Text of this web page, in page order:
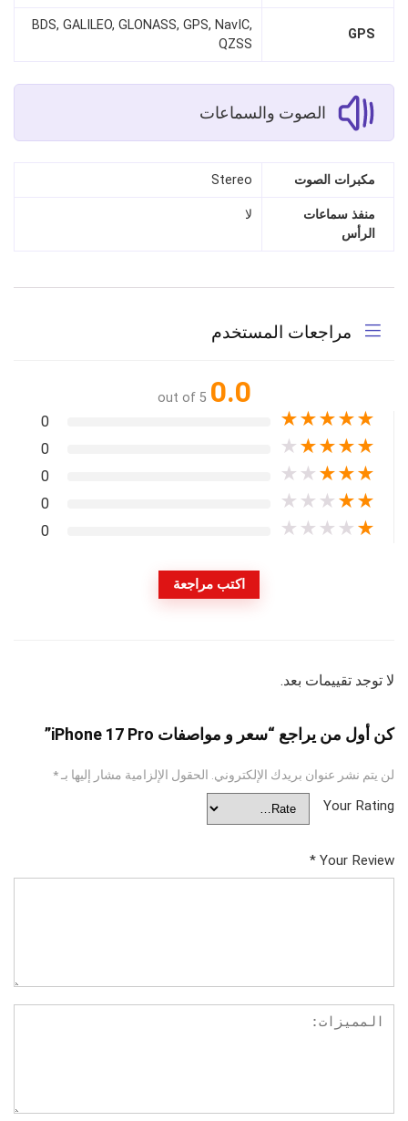
GPS
BDS, GALILEO, GLONASS, GPS, NavIC,
QZSS
الصوت والسماعات
مكبرات الصوت Stereo
منفذ سماعات
الرأس
لا
مراجعات المستخدم
0.0
out of 5
★
★
★
★
★
0
★
★
★
★
★
0
★
★
★
★
★
0
★
★
★
★
★
0
★
★
★
★
★
0
اكتب مراجعة
لا توجد تقييمات بعد.
كن أول من يراجع “سعر و مواصفات iPhone 17 Pro”
لن يتم نشر عنوان بريدك الإلكتروني. الحقول الإلزامية مشار إليها بـ*
Your Rating
Your Review
*